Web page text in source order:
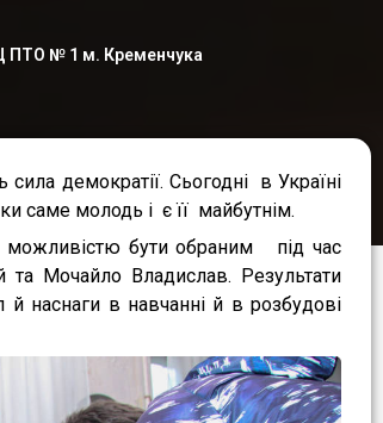
ПТО № 1 м. Кременчука
демократії. Сьогодні в Україні
саме молодь і є її майбутнім.
бути обраним під час
та Мочайло Владислав. Результати
наснаги в навчанні й в розбудові